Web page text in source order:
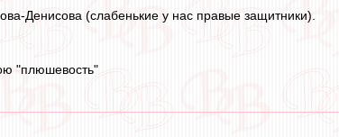
Денисова (слабенькие у нас правые защитники).
"плюшевость"